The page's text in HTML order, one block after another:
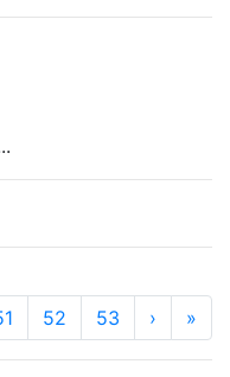
strana
52 strana
53 ďalšia
› »